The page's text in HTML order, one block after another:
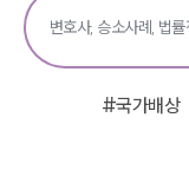
#국가배상